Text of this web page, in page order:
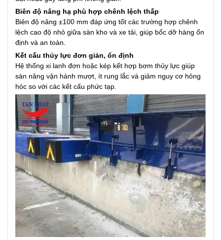
Biên độ nâng hạ phù hợp chênh lệch thấp
Biên độ nâng ±100 mm đáp ứng tốt các trường hợp chênh
lệch cao độ nhỏ giữa sàn kho và xe tải, giúp bốc dỡ hàng ổn
định và an toàn.
Kết cấu thủy lực đơn giản, ổn định
Hệ thống xi lanh đơn hoặc kép kết hợp bơm thủy lực giúp
sàn nâng vận hành mượt, ít rung lắc và giảm nguy cơ hỏng
hóc so với các kết cấu phức tạp.